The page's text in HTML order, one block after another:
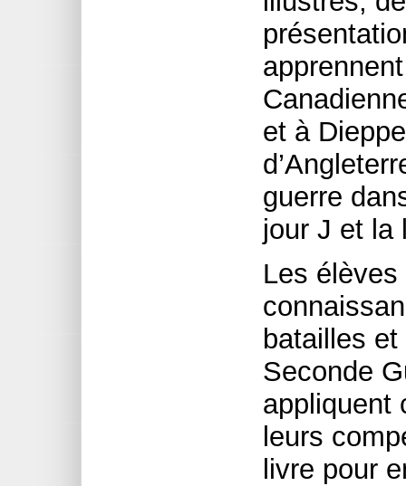
et à
guerre
jour J et la
Les
batailles
Seconde
appliquent
leurs
livre pour